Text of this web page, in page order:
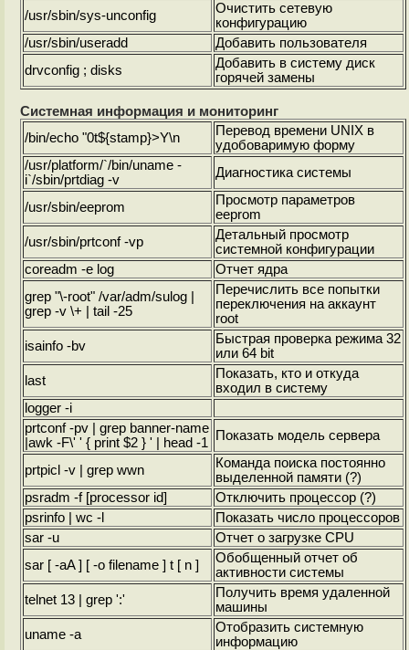
/usr/sbin/sys-unconfig
Очистить сетевую
конфигурацию
/usr/sbin/useradd
Добавить пользователя
drvconfig ; disks
Добавить в систему диск
горячей замены
Системная информация и мониторинг
/bin/echo "0t${stamp}>Y\n
Перевод времени UNIX в
удобоваримую форму
/usr/platform/`/bin/uname -
i`/sbin/prtdiag -v
Диагностика системы
/usr/sbin/eeprom
Просмотр параметров
eeprom
/usr/sbin/prtconf -vp
Детальный просмотр
системной конфигурации
coreadm -e log
Отчет ядра
grep "\-root" /var/adm/sulog |
grep -v \+ | tail -25
Перечислить все попытки
переключения на аккаунт
root
isainfo -bv
Быстрая проверка режима 32
или 64 bit
last
Показать, кто и откуда
входил в систему
logger -i
prtconf -pv | grep banner-name
|awk -F\' ' { print $2 } ' | head -1
Показать модель сервера
prtpicl -v | grep wwn
Команда поиска постоянно
выделенной памяти (?)
psradm -f [processor id]
Отключить процессор (?)
psrinfo | wc -l
Показать число процессоров
sar -u
Отчет о загрузке CPU
sar [ -aA ] [ -o filename ] t [ n ]
Обобщенный отчет об
активности системы
telnet 13 | grep ':'
Получить время удаленной
машины
uname -a
Отобразить системную
информацию